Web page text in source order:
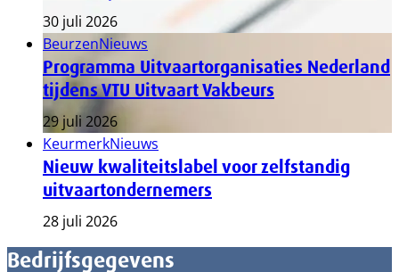
30 juli 2026
BeurzenNieuws
Programma Uitvaartorganisaties Nederland
tijdens VTU Uitvaart Vakbeurs
29 juli 2026
KeurmerkNieuws
Nieuw kwaliteitslabel voor zelfstandig
uitvaartondernemers
28 juli 2026
Bedrijfsgegevens